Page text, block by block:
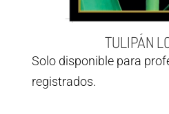
TULIPÁN
Solo disponible para
registrados.